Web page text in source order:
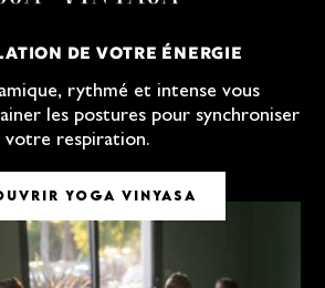
DE VOTRE ÉNERGIE
rythmé et intense vous
les postures pour synchroniser
votre respiration.
YOGA VINYASA